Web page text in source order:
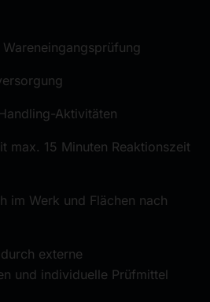
Aktivitäten
max. 15 Minuten Reaktionszeit
im Werk und Flächen nach
externe
und individuelle Prüfmittel